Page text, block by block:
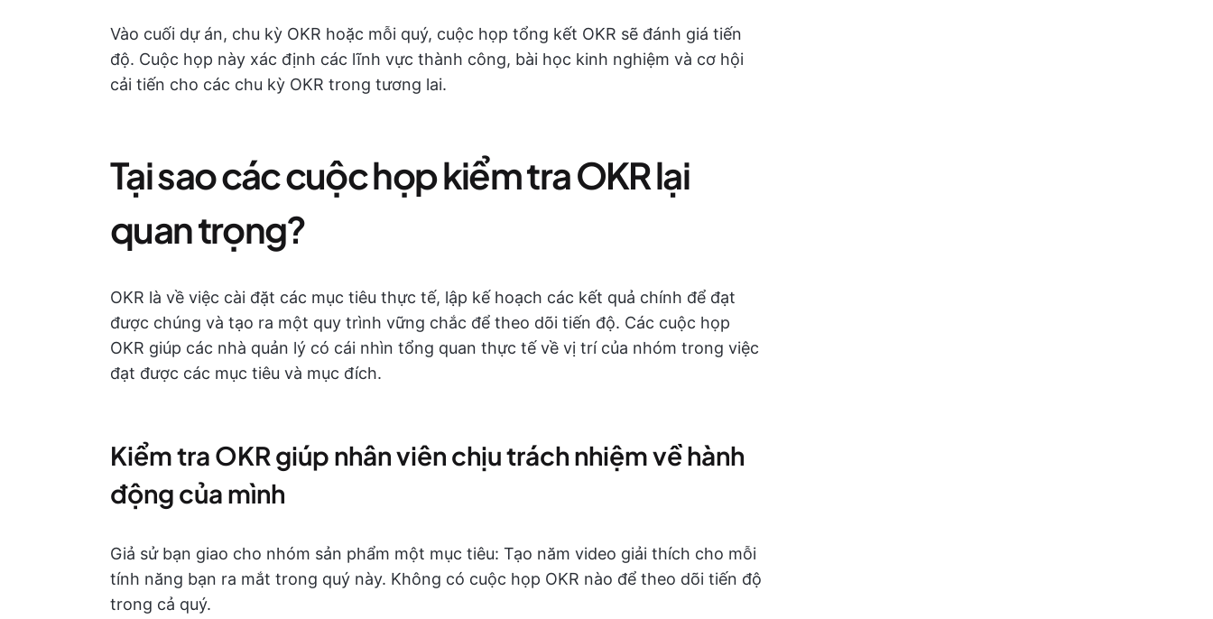
Vào cuối dự án, chu kỳ OKR hoặc mỗi quý, cuộc họp tổng kết OKR sẽ đánh giá tiến
độ. Cuộc họp này xác định các lĩnh vực thành công, bài học kinh nghiệm và cơ hội
cải tiến cho các chu kỳ OKR trong tương lai.
Tại sao các cuộc họp kiểm tra OKR lại
quan trọng?
OKR là về việc cài đặt các mục tiêu thực tế, lập kế hoạch các kết quả chính để đạt
được chúng và tạo ra một quy trình vững chắc để theo dõi tiến độ. Các cuộc họp
OKR giúp các nhà quản lý có cái nhìn tổng quan thực tế về vị trí của nhóm trong việc
đạt được các mục tiêu và mục đích.
Kiểm tra OKR giúp nhân viên chịu trách nhiệm về hành
động của mình
Giả sử bạn giao cho nhóm sản phẩm một mục tiêu: Tạo năm video giải thích cho mỗi
tính năng bạn ra mắt trong quý này. Không có cuộc họp OKR nào để theo dõi tiến độ
trong cả quý.